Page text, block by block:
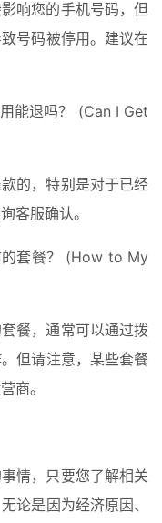
响您的手机号码，但
号码被停用。建议在
能退吗？ (Can I Get
的，特别是对于已经
客服确认。
套餐？ (How to My
餐，通常可以通过拨
但请注意，某些套餐
商。
情，只要您了解相关
论是因为经济原因、